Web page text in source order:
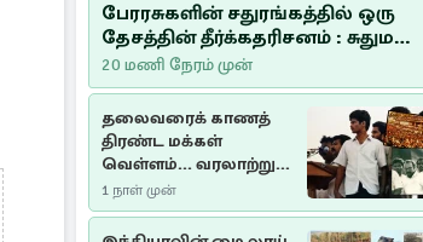
பேரரசுகளின் சதுரங்கத்தில் ஒரு
தேசத்தின் தீர்க்கதரிசனம் : சுதுமலை
பிரகடனம் ஒரு வரலாற்றுப் பாடம்
20 மணி நேரம் முன்
தலைவரைக் காணத்
திரண்ட மக்கள்
வெள்ளம்... வரலாற்றுச்
சிறப்புமிக்க சுதுமலைப்
பிரகடனம்…
1 நாள் முன்